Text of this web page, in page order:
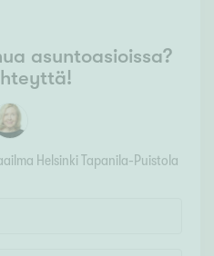
asuntoasioissa?
Helsinki Tapanila-Puistola